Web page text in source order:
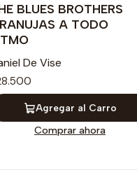
BLUES BROTHERS
A TODO
De Vise
Agregar al Carro
Comprar ahora